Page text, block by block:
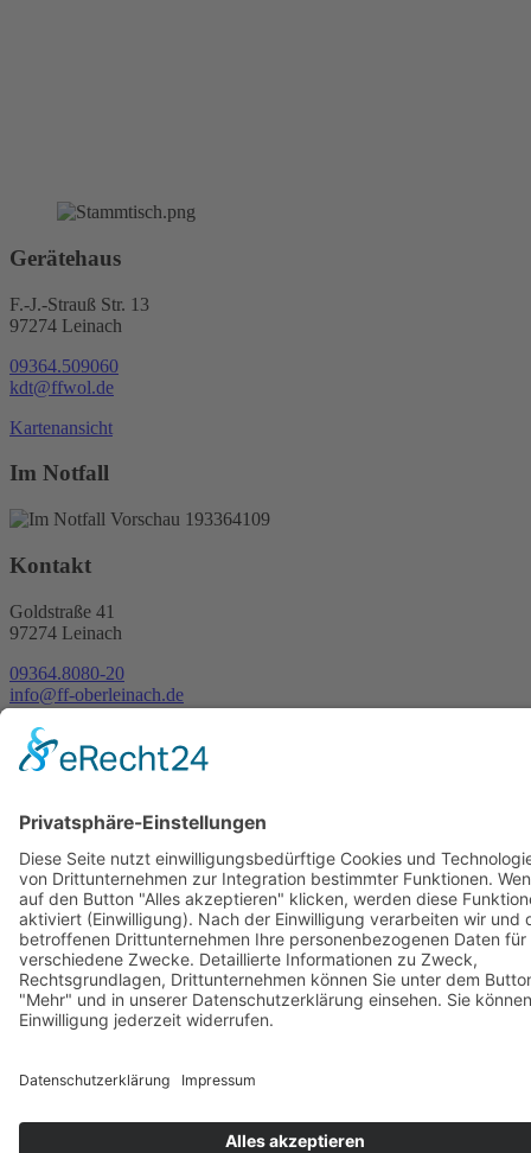
Gerätehaus
F.-J.-Strauß Str. 13
97274 Leinach
09364.509060
kdt@ffwol.de
Kartenansicht
Im Notfall
Kontakt
Goldstraße 41
97274 Leinach
09364.8080-20
info@ff-oberleinach.de
Kontakt
© FFw Oberleinach 2026
Startseite
Termine
Aktive Wehr
Verein
Oldtimer
Bilder